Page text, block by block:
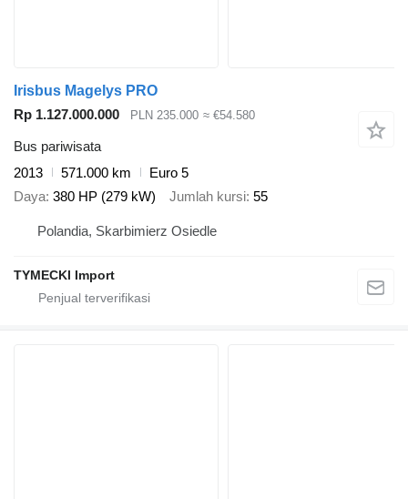
Irisbus Magelys PRO
Rp 1.127.000.000
PLN 235.000 ≈ €54.580
Bus pariwisata
2013
571.000 km
Euro 5
Daya 380 HP (279 kW) Jumlah kursi 55
Polandia, Skarbimierz Osiedle
TYMECKI Import